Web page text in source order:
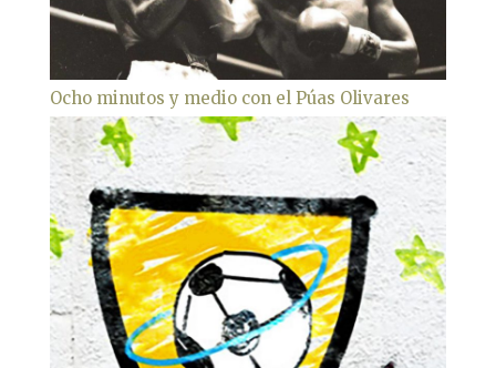
Ocho minutos y medio con el Púas Olivares